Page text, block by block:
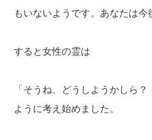
もいないようです。あなたは今
すると女性の霊は
「そうね、どうしようかしら
ように考え始めました。